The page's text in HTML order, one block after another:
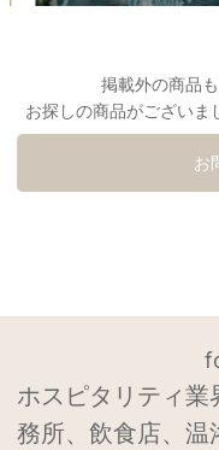
掲載外の商品
お探しの商品がございま
お
ホスピタリティ
務所、飲食店、温